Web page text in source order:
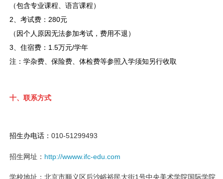
（包含专业课程、语言课程）
2、考试费：280元
（因个人原因无法参加考试，费用不退）
3、住宿费： 1.5万元/学年
注： 学杂费、保险费、体检费等参照入学须知另行收取
十、联系方式
招生办电话： 010-51299493
招生网址： http://wwww.ifc-edu.com
学校地址： 北京市顺义区后沙峪裕民大街1号中央美术学院国际学院